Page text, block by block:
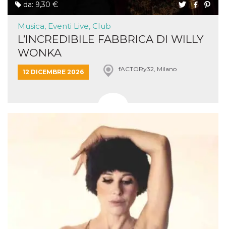
da: 9,30 €
Musica, Eventi Live, Club
L’INCREDIBILE FABBRICA DI WILLY
WONKA
12 DICEMBRE 2026 fACTORy32, Milano